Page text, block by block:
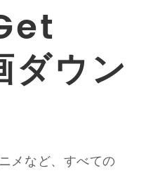
ダウン
メなど、すべての